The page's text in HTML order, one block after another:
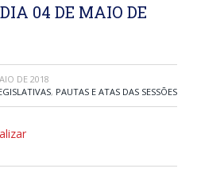
04 DE MAIO DE
DE 2018
, PAUTAS E ATAS DAS SESSÕES